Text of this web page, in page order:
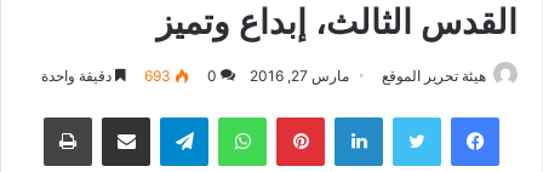
القدس الثالث، إبداع وتميز
هيئة تحرير الموقع مارس 27, 2016 0
693 دقيقة واحدة
فيسبوك تويتر لينكدإن بينتيريستواتساب تيلقرام مشاركة عبر البريد طباعة